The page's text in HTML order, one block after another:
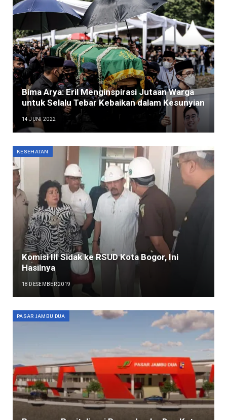
Bima Arya: Eril Menginspirasi Jutaan Warga
untuk Selalu Tebar Kebaikan dalam Kesunyian
14 JUNI 2022
KESEHATAN
Komisi III Sidak ke RSUD Kota Bogor, Ini
Hasilnya
18 DESEMBER 2019
PASAR JAMBU DUA